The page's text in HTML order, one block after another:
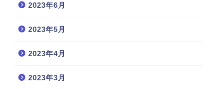
2023年6月
2023年5月
2023年4月
2023年3月